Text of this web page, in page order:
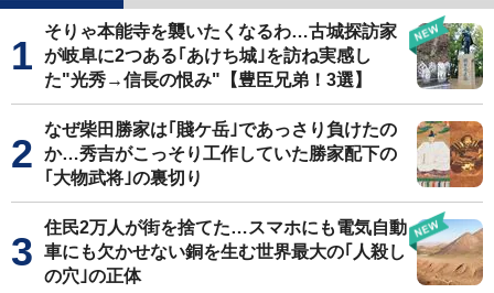
そりゃ本能寺を襲いたくなるわ…古城探訪家
が岐阜に2つある｢あけち城｣を訪ね実感し
た"光秀→信長の恨み"【豊臣兄弟！3選】
なぜ柴田勝家は｢賤ケ岳｣であっさり負けたの
か…秀吉がこっそり工作していた勝家配下の
｢大物武将｣の裏切り
住民2万人が街を捨てた…スマホにも電気自動
車にも欠かせない銅を生む世界最大の｢人殺し
の穴｣の正体